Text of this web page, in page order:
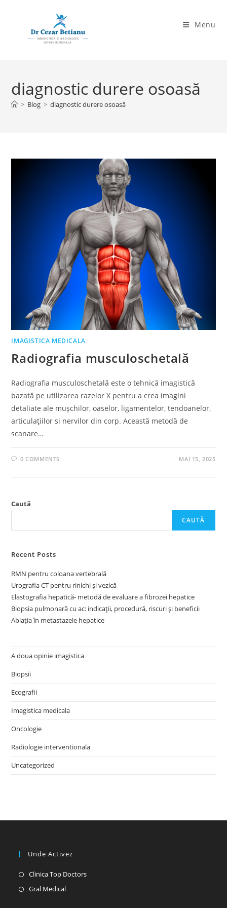
Menu
diagnostic durere osoasă
> Blog > diagnostic durere osoasă
IMAGISTICA MEDICALA
Radiografia musculoschetală
Radiografia musculoschetală este o tehnică imagistică
bazată pe utilizarea razelor X pentru a crea imagini
detaliate ale mușchilor, oaselor, ligamentelor, tendoanelor,
articulațiilor si nervilor din corp. Această metodă de
scanare…
0 COMMENTS MAI 15, 2025
Caută
CAUTĂ
Recent Posts
RMN pentru coloana vertebrală
Urografia CT pentru rinichi și vezică
Elastografia hepatică- metodă de evaluare a fibrozei hepatice
Biopsia pulmonară cu ac: indicații, procedură, riscuri și beneficii
Ablația în metastazele hepatice
A doua opinie imagistica
Biopsii
Ecografii
Imagistica medicala
Oncologie
Radiologie interventionala
Uncategorized
Unde Activez
Clinica Top DoctorsOpens
Gral MedicalOpens